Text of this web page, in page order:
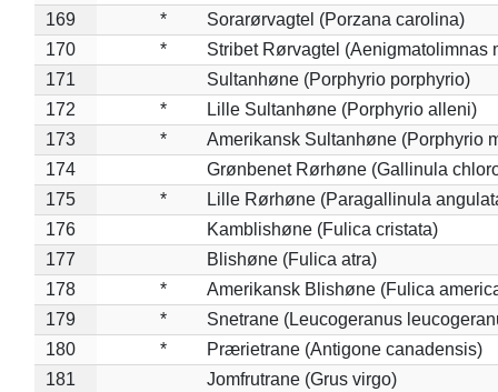
169
*
Sorarørvagtel (Porzana carolina)
170
*
Stribet Rørvagtel (Aenigmatolimnas
171
Sultanhøne (Porphyrio porphyrio)
172
*
Lille Sultanhøne (Porphyrio alleni)
173
*
Amerikansk Sultanhøne (Porphyrio
174
Grønbenet Rørhøne (Gallinula
175
*
Lille Rørhøne (Paragallinula
176
Kamblishøne (Fulica cristata)
177
Blishøne (Fulica atra)
178
*
Amerikansk Blishøne (Fulica
179
*
Snetrane (Leucogeranus
180
*
Prærietrane (Antigone canadensis)
181
Jomfrutrane (Grus virgo)